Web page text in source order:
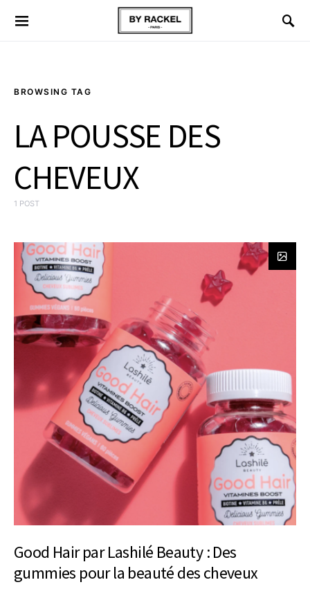
BROWSING TAG
LA POUSSE DES
CHEVEUX
1 POST
Good Hair par Lashilé Beauty : Des
gummies pour la beauté des cheveux